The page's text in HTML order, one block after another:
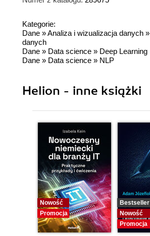
Kategorie:
Dane »Analiza i wizualizacja danych »
danych
Dane » Data science » Deep Learning
Dane » Data science » NLP
Helion - inne książki
Nowość
Promocja
Bestseller
Nowość
Promocja